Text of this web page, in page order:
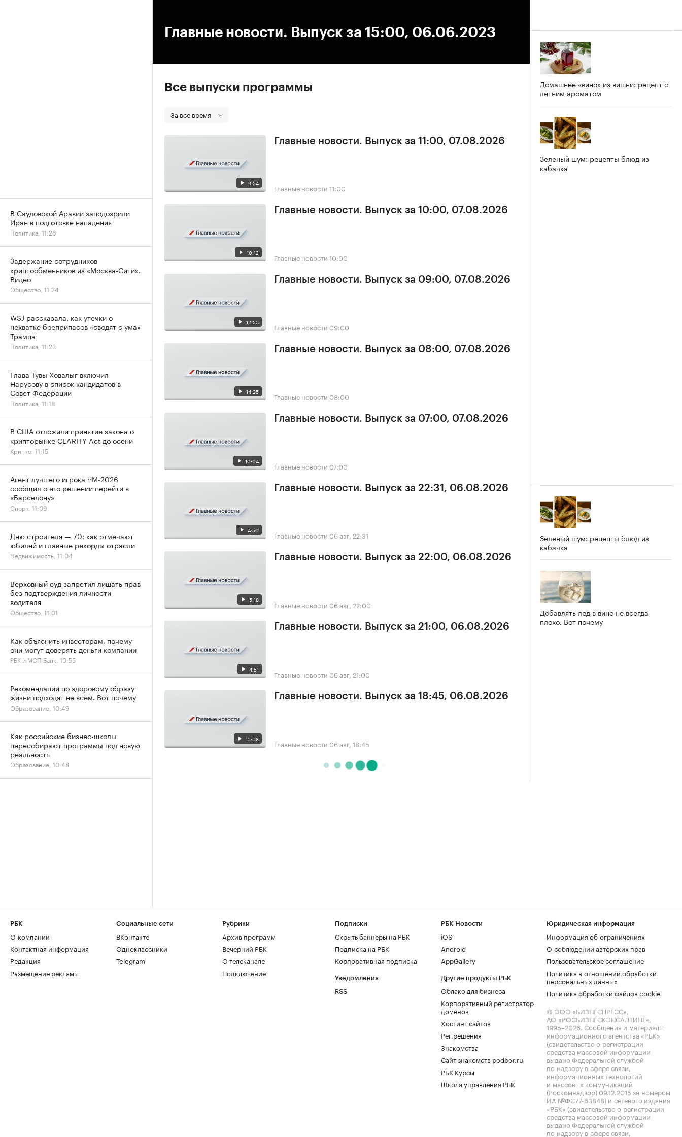
Главные новости. Выпуск за 15:00, 06.06.2023
Все выпуски программы
За все время
9:54
Главные новости. Выпуск за 11:00, 07.08.2026
Главные новости 11:00
10:12
Главные новости. Выпуск за 10:00, 07.08.2026
Главные новости 10:00
12:55
Главные новости. Выпуск за 09:00, 07.08.2026
Главные новости 09:00
14:25
Главные новости. Выпуск за 08:00, 07.08.2026
Главные новости 08:00
10:04
Главные новости. Выпуск за 07:00, 07.08.2026
Главные новости 07:00
4:50
Главные новости. Выпуск за 22:31, 06.08.2026
Главные новости 06 авг, 22:31
5:18
Главные новости. Выпуск за 22:00, 06.08.2026
Главные новости 06 авг, 22:00
4:51
Главные новости. Выпуск за 21:00, 06.08.2026
Главные новости 06 авг, 21:00
15:08
Главные новости. Выпуск за 18:45, 06.08.2026
Главные новости 06 авг, 18:45
Домашнее «вино» из вишни: рецепт с
летним ароматом
Зеленый шум: рецепты блюд из
кабачка
Зеленый шум: рецепты блюд из
кабачка
Добавлять лед в вино не всегда
плохо. Вот почему
В Саудовской Аравии заподозрили
Иран в подготовке нападения
Политика, 11:26
Задержание сотрудников
криптообменников из «Москва-Сити».
Видео
Общество, 11:24
WSJ рассказала, как утечки о
нехватке боеприпасов «сводят с ума»
Трампа
Политика, 11:23
Глава Тувы Ховалыг включил
Нарусову в список кандидатов в
Совет Федерации
Политика, 11:18
В США отложили принятие закона о
крипторынке CLARITY Act до осени
Крипто, 11:15
Агент лучшего игрока ЧМ-2026
сообщил о его решении перейти в
«Барселону»
Спорт, 11:09
Дню строителя — 70: как отмечают
юбилей и главные рекорды отрасли
Недвижимость, 11:04
Верховный суд запретил лишать прав
без подтверждения личности
водителя
Общество, 11:01
Как объяснить инвесторам, почему
они могут доверять деньги компании
РБК и МСП Банк, 10:55
Рекомендации по здоровому образу
жизни подходят не всем. Вот почему
Образование, 10:49
Как российские бизнес-школы
пересобирают программы под новую
реальность
Образование, 10:48
РБК
О компании
Контактная информация
Редакция
Размещение рекламы
Социальные сети
ВКонтакте
Одноклассники
Telegram
Рубрики
Архив программ
Вечерний РБК
О телеканале
Подключение
Подписки
Скрыть баннеры на РБК
Подписка на РБК
Корпоративная подписка
Уведомления
RSS
РБК Новости
iOS
Android
AppGallery
Другие продукты РБК
Облако для бизнеса
Корпоративный регистратор
доменов
Хостинг сайтов
Рег.решения
Знакомства
Сайт знакомств podbor.ru
РБК Курсы
Школа управления РБК
Юридическая информация
Информация об ограничениях
О соблюдении авторских прав
Пользовательское соглашение
Политика в отношении обработки
персональных данных
Политика обработки файлов cookie
© ООО «БИЗНЕСПРЕСС»,
АО «РОСБИЗНЕСКОНСАЛТИНГ»,
1995–2026. Сообщения и материалы
информационного агентства «РБК»
(свидетельство о регистрации
средства массовой информации
выдано Федеральной службой
по надзору в сфере связи,
информационных технологий
и массовых коммуникаций
(Роскомнадзор) 09.12.2015 за номером
ИА №ФС77-63848) и сетевого издания
«РБК» (свидетельство о регистрации
средства массовой информации
выдано Федеральной службой
по надзору в сфере связи,